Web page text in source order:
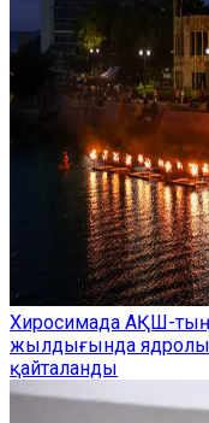
Хиросимада АҚШ-
жылдығында
қайталанды